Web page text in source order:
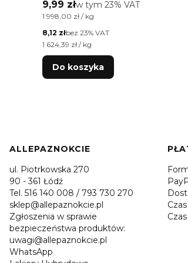
Cena brutto
9,99 złw tym %s VAT
w tym 23% VAT
Cena jednostkowa brutto
1 998,00 zł / kg
Cena netto
8,12 złbez 23% VAT
Cena jednostkowa netto
1 624,39 zł / kg
Do koszyka
Linki w stopce
ALLEPAZNOKCIE
ul. Piotrkowska 270
90 - 361 Łódź
Tel. 516 140 008 / 793 730 270
sklep@allepaznokcie.pl
Zgłoszenia w sprawie
bezpieczeństwa produktów:
uwagi@allepaznokcie.pl
WhatsApp